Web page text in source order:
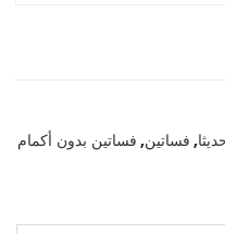
, فساتين, فساتين بدون أكمام